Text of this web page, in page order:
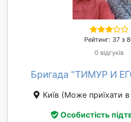
Рейтинг: 37 з
0 відгуків
Бригада "ТИМУР И
Київ (Може приїхати
Особистість